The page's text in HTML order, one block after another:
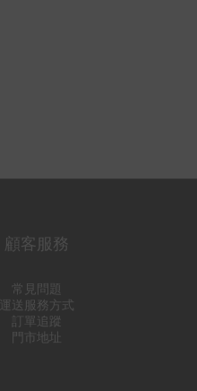
顧客服務
常見問題
運送服務方式
訂單追蹤
門市地址